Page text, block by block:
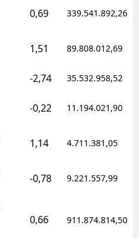
0,69 339.541.892,26
1,51 89.808.012,69
-2,74 35.532.958,52
-0,22 11.194.021,90
1,14 4.711.381,05
-0,78 9.221.557,99
0,66 911.874.814,50